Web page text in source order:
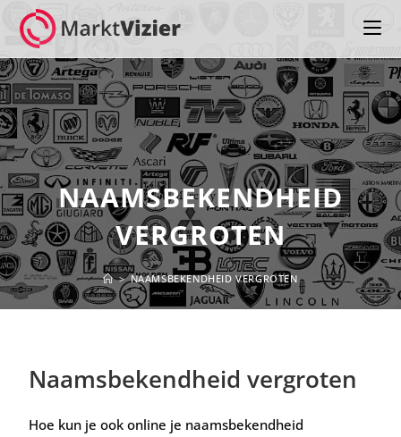
NAAMSBEKENDHEID
VERGROTEN
> NAAMSBEKENDHEID VERGROTEN
Naamsbekendheid vergroten
Hoe kun je ook online je naamsbekendheid